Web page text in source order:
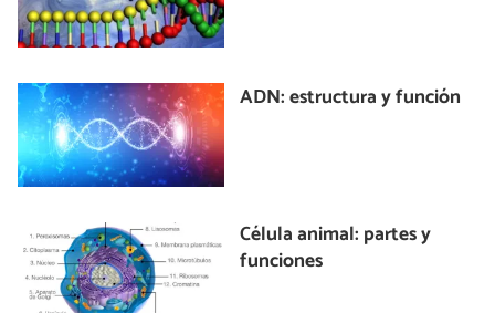
ADN: estructura y función
Célula animal: partes y
funciones